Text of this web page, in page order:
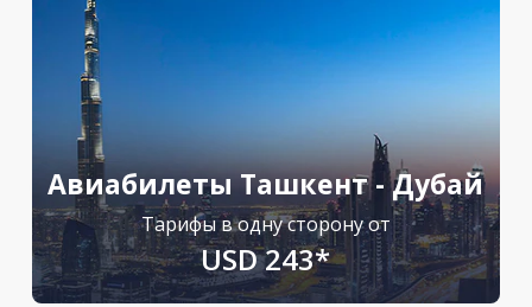
Авиабилеты Ташкент - Дубай
Тарифы в одну сторону от
USD 243*